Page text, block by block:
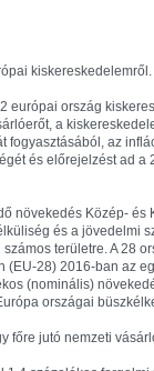
kiskereskedelemről.
európai ország
a
fogyasztásából, az
és előrejelzést ad a
növekedés Közép- és
és a jövedelmi
területre. A 28
(EU-28) 2016-ban az
(nominális)
országai
főre jutó nemzeti